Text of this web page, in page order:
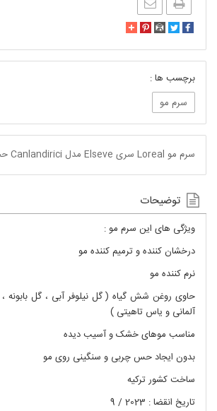
برچسب ها :
سرم مو
سرم مو Loreal سری Elseve مدل Canlandirici حجم 100 میلی لیتر
توضیحات
ویژگی های این سرم مو :
درخشان کننده و ترمیم کننده مو
نرم کننده مو
حاوی روغن شش گیاه ( گل نیلوفر آبی ، گل بابونه ،
آلمانی و یاس تاهیتی )
مناسب موهای خشک و آسیب دیده
بدون ایجاد حس چربی و سنگینی روی مو
ساخت کشور ترکیه
تاریخ انقضا : 2023 / 9